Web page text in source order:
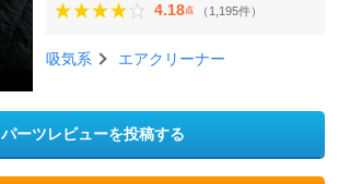
4.18点 （1,195件）
吸気系 エアクリーナー
パーツレビューを投稿する